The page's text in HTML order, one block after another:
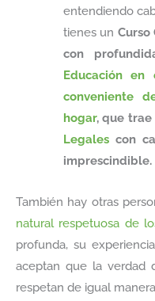
entendiendo
tienes un
con
Educación en
conveniente
hogar, que
Legales con
imprescindible.
También hay otras
natural respetuosa de
profunda, su
aceptan que la verdad
respetan de igual